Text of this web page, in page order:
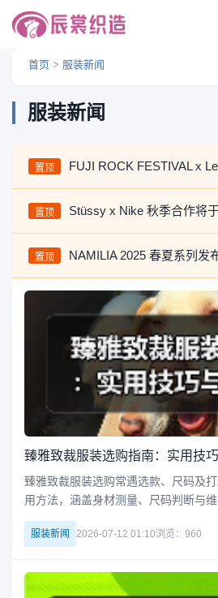
首页 > 服装新闻
服装新闻
置顶
置顶 Stüssy x Nike 秋季合作将
置顶 NAMILIA 2025 春夏系列发
臻雅致裁服装选购指南：实用技
臻雅致裁服装选购常遇选款、尺码及
用方法，涵盖身材测量、尺码判断与
坑。立即查看完整指南，提升购衣效率
服装新闻 2026-07-12 01:10浏览：960